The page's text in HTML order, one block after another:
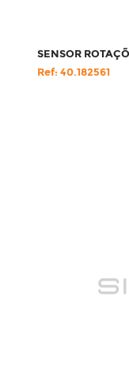
SENSOR
Ref: 40.182561